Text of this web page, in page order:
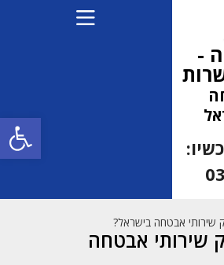
-
(למחפשי עבודה 052-
שירותי אבטחה בישראל?
שירותי אבטחה